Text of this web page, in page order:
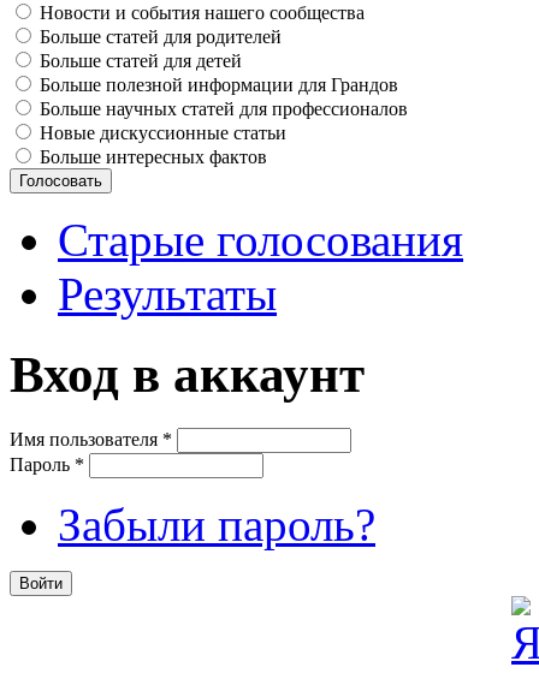
Новости и события нашего сообщества
Больше статей для родителей
Больше статей для детей
Больше полезной информации для Грандов
Больше научных статей для профессионалов
Новые дискуссионные статьи
Больше интересных фактов
Старые голосования
Результаты
Вход в аккаунт
Имя пользователя *
Пароль *
Забыли пароль?